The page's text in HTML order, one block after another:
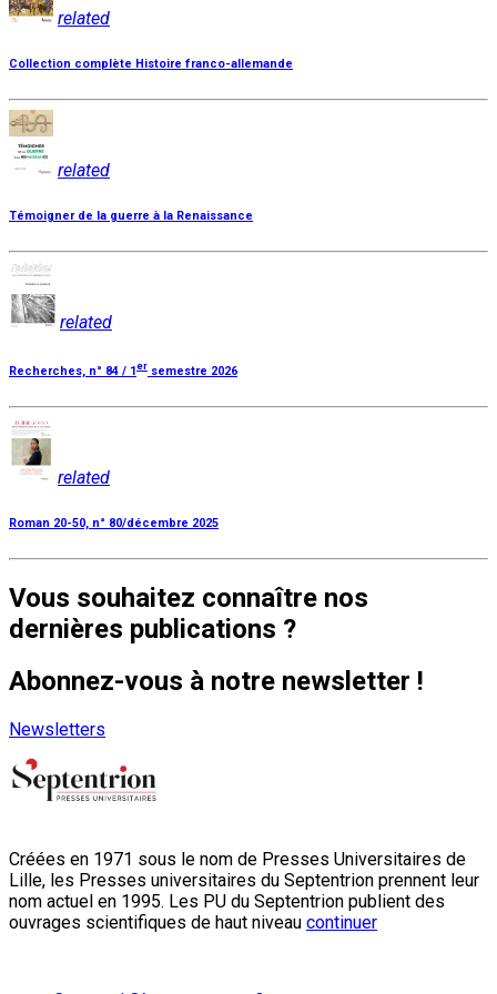
related
Collection complète Histoire franco-allemande
related
Témoigner de la guerre à la Renaissance
related
Recherches, n° 84 / 1er semestre 2026
related
Roman 20-50, n° 80/décembre 2025
Vous souhaitez connaître nos
dernières publications ?
Abonnez-vous à notre newsletter !
Newsletters
Créées en 1971 sous le nom de Presses Universitaires de
Lille, les Presses universitaires du Septentrion prennent leur
nom actuel en 1995. Les PU du Septentrion publient des
ouvrages scientifiques de haut niveau continuer